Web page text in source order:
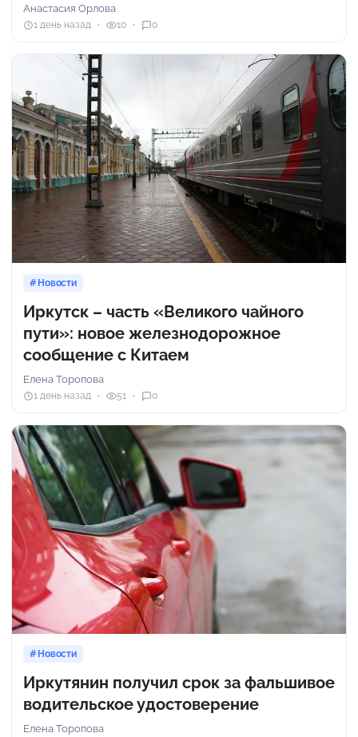
Анастасия Орлова
1 день назад 10 0
Новости
Иркутск – часть «Великого чайного
пути»: новое железнодорожное
сообщение с Китаем
Елена Торопова
1 день назад 51 0
Новости
Иркутянин получил срок за фальшивое
водительское удостоверение
Елена Торопова